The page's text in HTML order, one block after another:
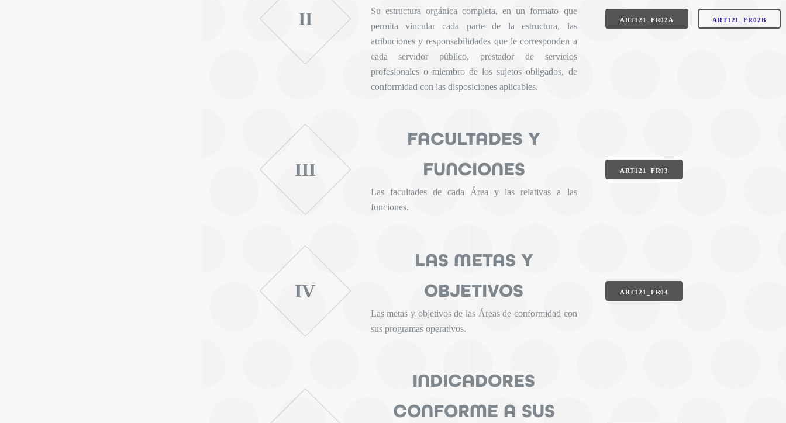
II
Su estructura orgánica completa, en un formato que
permita vincular cada parte de la estructura, las
atribuciones y responsabilidades que le corresponden a
cada servidor público, prestador de servicios
profesionales o miembro de los sujetos obligados, de
conformidad con las disposiciones aplicables.
ART121_FR02A ART121_FR02B
III
FACULTADES Y
FUNCIONES
Las facultades de cada Área y las relativas a las
funciones.
ART121_FR03
IV
LAS METAS Y
OBJETIVOS
Las metas y objetivos de las Áreas de conformidad con
sus programas operativos.
ART121_FR04
INDICADORES
CONFORME A SUS